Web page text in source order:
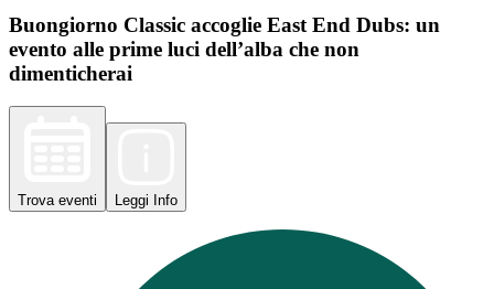
Buongiorno Classic accoglie East End Dubs: un
evento alle prime luci dell’alba che non
dimenticherai
Trova eventi Leggi Info